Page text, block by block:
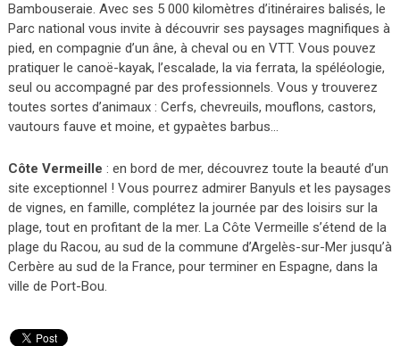
Bambouseraie. Avec ses 5 000 kilomètres d’itinéraires balisés, le
Parc national vous invite à découvrir ses paysages magnifiques à
pied, en compagnie d’un âne, à cheval ou en VTT. Vous pouvez
pratiquer le canoë-kayak, l’escalade, la via ferrata, la spéléologie,
seul ou accompagné par des professionnels. Vous y trouverez
toutes sortes d’animaux : Cerfs, chevreuils, mouflons, castors,
vautours fauve et moine, et gypaètes barbus…
Côte Vermeille : en bord de mer, découvrez toute la beauté d’un
site exceptionnel ! Vous pourrez admirer Banyuls et les paysages
de vignes, en famille, complétez la journée par des loisirs sur la
plage, tout en profitant de la mer. La Côte Vermeille s’étend de la
plage du Racou, au sud de la commune d’Argelès-sur-Mer jusqu’à
Cerbère au sud de la France, pour terminer en Espagne, dans la
ville de Port-Bou.